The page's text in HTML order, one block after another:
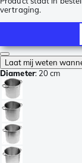
vertraging.
Laat mij weten
Diameter: 20 cm